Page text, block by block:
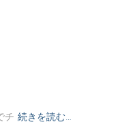
チ 続きを読む…